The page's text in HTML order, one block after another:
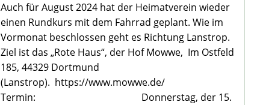
Auch für August 2024 hat der Heimatverein wieder
einen Rundkurs mit dem Fahrrad geplant. Wie im
Vormonat beschlossen geht es Richtung Lanstrop.
Ziel ist das „Rote Haus“, der Hof Mowwe, Im Ostfeld
185, 44329 Dortmund
(Lanstrop). https://www.mowwe.de/
Termin: Donnerstag, der 15.